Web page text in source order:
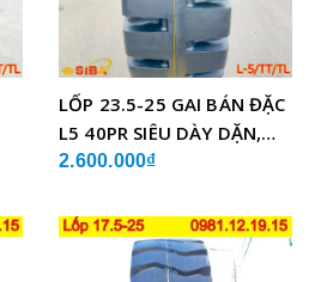
LỐP 23.5-25 GAI BÁN ĐẶC
L5 40PR SIÊU DÀY DẶN,
CHẤT LƯỢNG
2.600.000₫